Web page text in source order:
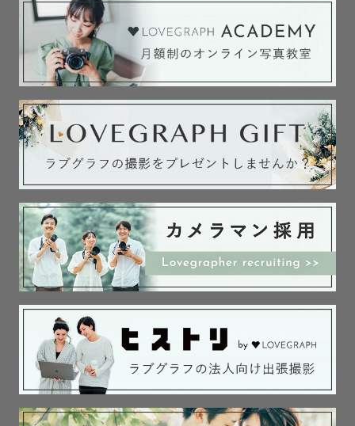
一生に一度の特別な写真だからこそ
何度も見返して嬉しくなれる
お2人の自然な姿を
お届け出来るよう心がけています！
普段は式場で結婚式の撮影をしているので
ウエディングの知識は豊富です！
気になる事はなんでもご相談下さい🙆‍♀️
ドレス、和装のお衣装の扱いはもちろん
ブーケやベール、和傘等の小物を生かした写真もお任せく
ださい✨
子供が大好きです♡
いつも全力で一緒に遊びます！笑
子供のペースを第一に尊重して撮影は行います。
笑顔も泣き顔も、わがままも甘えんぼも、今この瞬間だけ
ありのままの姿を切り取り、その子だけの成長記録を残し